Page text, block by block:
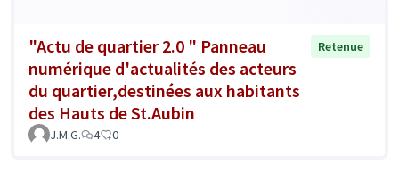
"Actu de quartier 2.0 " Panneau
numérique d'actualités des acteurs
du quartier,destinées aux habitants
des Hauts de St.Aubin
Retenue
J.M.G. 4 0